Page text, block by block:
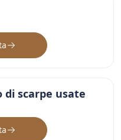
di scarpe usate